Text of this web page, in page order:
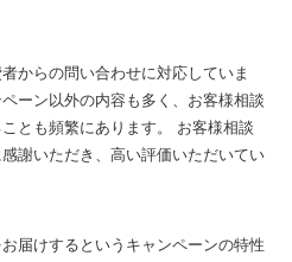
からの問い合わせに対応していま
ーン以外の内容も多く、お客様相談
とも頻繁にあります。 お客様相談
謝いただき、高い評価いただいてい
届けするというキャンペーンの特性